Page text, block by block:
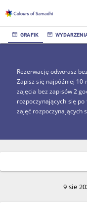
GRAFIK
Rezerwację odwołasz
Zapisz się najpóźniej 10
zajęcia bez zapisów 2
rozpoczynających się
zajęć rozpoczynających
9 sie